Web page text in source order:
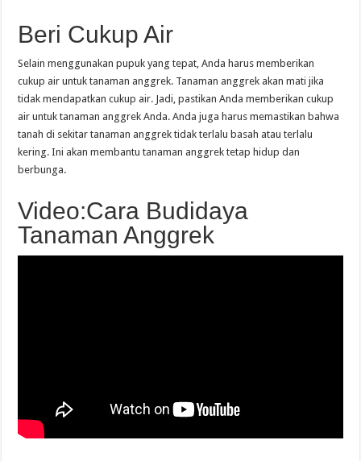
Beri Cukup Air
Selain menggunakan pupuk yang tepat, Anda harus memberikan
cukup air untuk tanaman anggrek. Tanaman anggrek akan mati jika
tidak mendapatkan cukup air. Jadi, pastikan Anda memberikan cukup
air untuk tanaman anggrek Anda. Anda juga harus memastikan bahwa
tanah di sekitar tanaman anggrek tidak terlalu basah atau terlalu
kering. Ini akan membantu tanaman anggrek tetap hidup dan
berbunga.
Video:Cara Budidaya
Tanaman Anggrek